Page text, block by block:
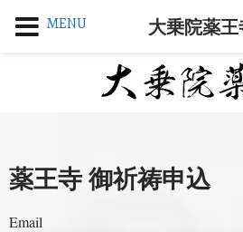
薬王寺 御祈祷申込
Email
MENU 大乗院薬王